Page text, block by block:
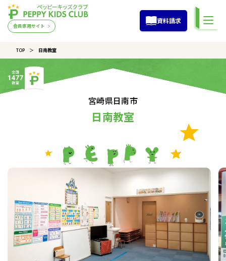
会員専用サイト
資料請求
TOP 日南教室
宮崎県日南市
日南教室